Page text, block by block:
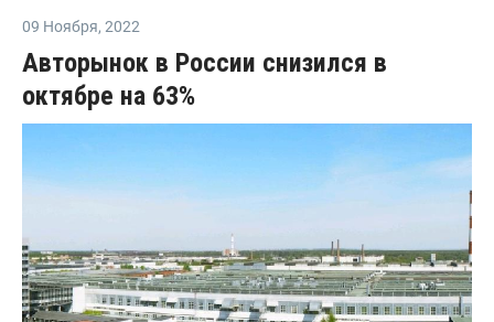
09 Ноября, 2022
Авторынок в России снизился в
октябре на 63%